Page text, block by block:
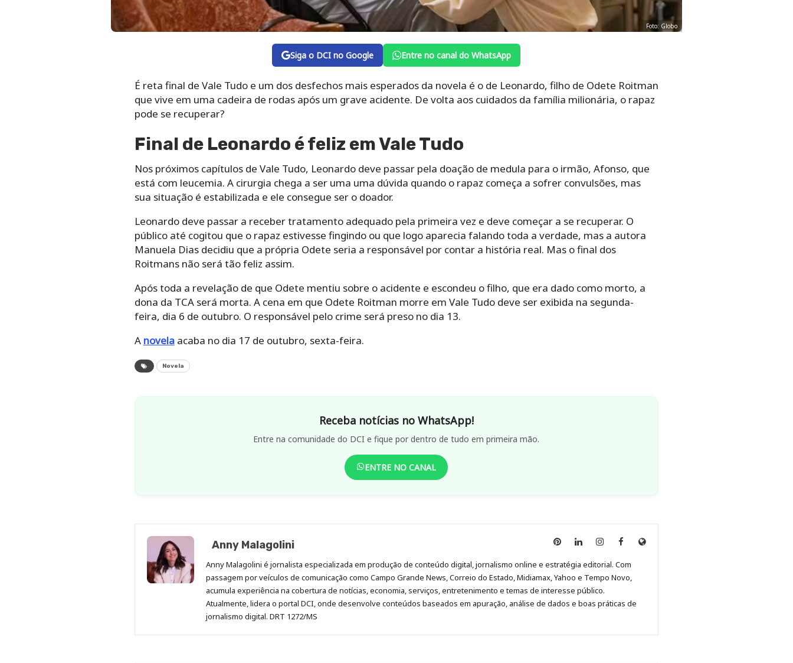
Foto: Globo
Siga o DCI no Google Entre no canal do WhatsApp
É reta final de Vale Tudo e um dos desfechos mais esperados da novela é o de Leonardo, filho de Odete Roitman
que vive em uma cadeira de rodas após um grave acidente. De volta aos cuidados da família milionária, o rapaz
pode se recuperar?
Final de Leonardo é feliz em Vale Tudo
Nos próximos capítulos de Vale Tudo, Leonardo deve passar pela doação de medula para o irmão, Afonso, que
está com leucemia. A cirurgia chega a ser uma uma dúvida quando o rapaz começa a sofrer convulsões, mas
sua situação é estabilizada e ele consegue ser o doador.
Leonardo deve passar a receber tratamento adequado pela primeira vez e deve começar a se recuperar. O
público até cogitou que o rapaz estivesse fingindo ou que logo aparecia falando toda a verdade, mas a autora
Manuela Dias decidiu que a própria Odete seria a responsável por contar a história real. Mas o final dos
Roitmans não será tão feliz assim.
Após toda a revelação de que Odete mentiu sobre o acidente e escondeu o filho, que era dado como morto, a
dona da TCA será morta. A cena em que Odete Roitman morre em Vale Tudo deve ser exibida na segunda-
feira, dia 6 de outubro. O responsável pelo crime será preso no dia 13.
A novelaacaba no dia 17 de outubro, sexta-feira.
Novela
Receba notícias no WhatsApp!
Entre na comunidade do DCI e fique por dentro de tudo em primeira mão.
ENTRE NO CANAL
Anny Malagolini
Anny
no
Pinterest
Anny
no
LinkedIn
Anny
no
Instagram
Anny
no
Facebook
Site
Anny Malagolini é jornalista especializada em produção de conteúdo digital, jornalismo online e estratégia editorial. Com
passagem por veículos de comunicação como Campo Grande News, Correio do Estado, Midiamax, Yahoo e Tempo Novo,
acumula experiência na cobertura de notícias, economia, serviços, entretenimento e temas de interesse público.
Atualmente, lidera o portal DCI, onde desenvolve conteúdos baseados em apuração, análise de dados e boas práticas de
jornalismo digital. DRT 1272/MS